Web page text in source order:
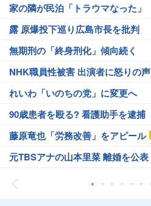
家の隣が民泊「トラウマなった」
露 原爆投下巡り広島市長を批判
無期刑の「終身刑化」傾向続く
NHK職員性被害 出演者に怒りの声
れいわ「いのちの党」に変更へ
90歳患者を殴る? 看護助手を逮捕
藤原竜也「労務改善」をアピール
元TBSアナの山本里菜 離婚を公表